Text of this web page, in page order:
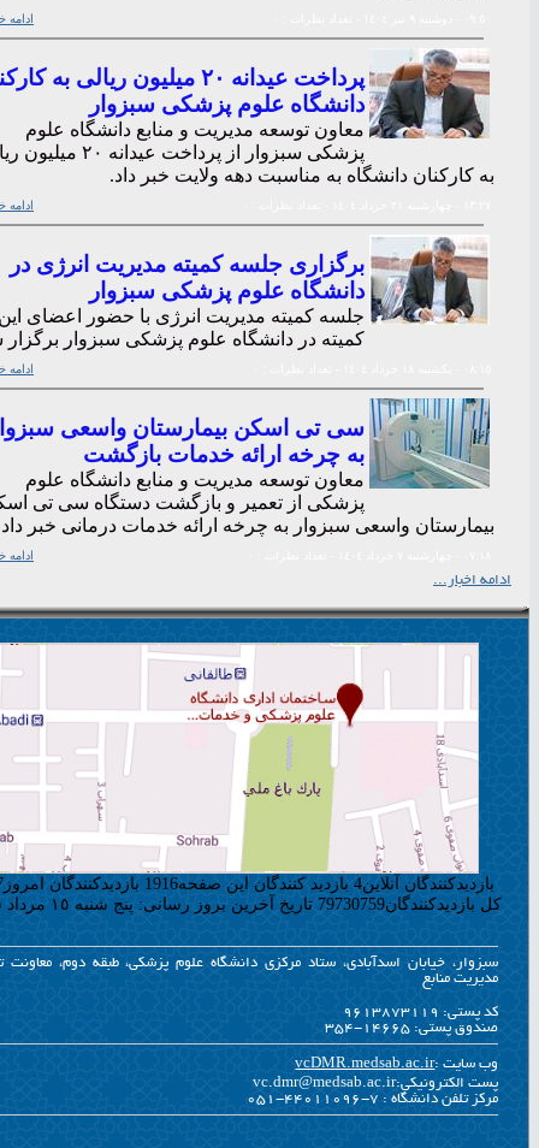
ادامه
پرداخت عیدانه ۲۰ میلیون ریالی به
دانشگاه علوم پزشکی سبزوار
معاون توسعه مدیریت و منابع دانشگاه علوم
پزشکی سبزوار از پرداخت عیدانه ۲۰
به کارکنان دانشگاه به مناسبت دهه ولایت خبر داد.
ادامه
برگزاری جلسه کمیته مدیریت انرژی در
دانشگاه علوم پزشکی سبزوار
جلسه کمیته مدیریت انرژی با حضور اعضای
کمیته در دانشگاه علوم پزشکی سبزوار
ادامه
سی تی اسکن بیمارستان واسعی
به چرخه ارائه خدمات بازگشت
معاون توسعه مدیریت و منابع دانشگاه علوم
پزشکی از تعمیر و بازگشت دستگاه سی تی
بیمارستان واسعی سبزوار به چرخه ارائه خدمات درمانی خبر
ادامه
ادامه اخبار...
بازديدکنندگان آنلاين4 بازديد کنندگان اين صفحه1916 بازديدکنندگان امروز
کل بازديدکنندگان79730759 تاریخ آخرین بروز رسانی: پنج شنبه ١٥ مرداد ١٤٠٥
سبزوار، خیابان اسدآبادی، ستاد مرکزی دانشگاه علوم پزشکی، طبقه دوم، معاونت
مدیریت منابع
کد پستی: 9613873119
صندوق پستی: ۱۴۶۶۵-۳۵۴
وب سایت :vcDMR.medsab.ac.ir
پست الکترونیکی:vc.dmr@medsab.ac.ir
مرکز تلفن دانشگاه : 7-44011096-051